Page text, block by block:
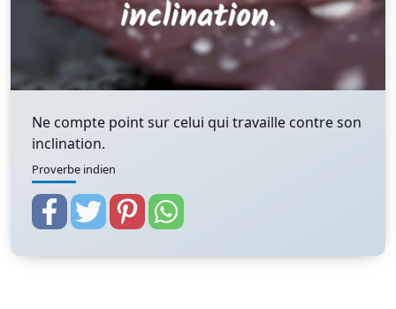
Ne compte point sur celui qui travaille contre son
inclination.
Proverbe indien